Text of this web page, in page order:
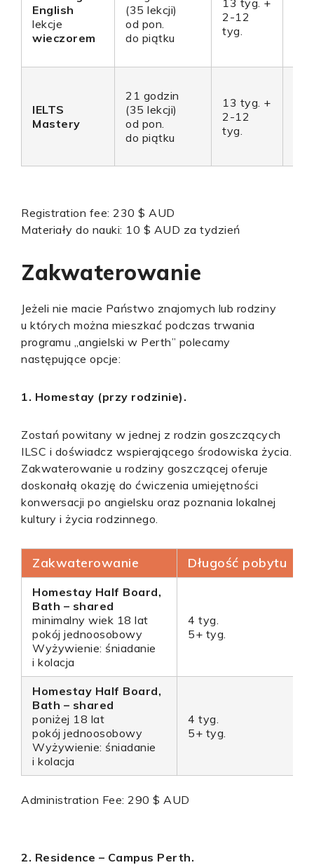
English
lekcje
wieczorem
(35 lekcji)
od pon.
do piątku
13 tyg. +
2-12
tyg.
IELTS
Mastery
21 godzin
(35 lekcji)
od pon.
do piątku
13 tyg. +
2-12
tyg.
Registration fee: 230 $ AUD
Materiały do nauki: 10 $ AUD za tydzień
Zakwaterowanie
Jeżeli nie macie Państwo znajomych lub rodziny
u których można mieszkać podczas trwania
programu „angielski w Perth” polecamy
następujące opcje:
1. Homestay (przy rodzinie).
Zostań powitany w jednej z rodzin goszczących
ILSC i doświadcz wspierającego środowiska życia.
Zakwaterowanie u rodziny goszczącej oferuje
doskonałą okazję do ćwiczenia umiejętności
konwersacji po angielsku oraz poznania lokalnej
kultury i życia rodzinnego.
Zakwaterowanie Długość pobytu
Homestay Half Board,
Bath – shared
minimalny wiek 18 lat
pokój jednoosobowy
Wyżywienie: śniadanie
i kolacja
4 tyg.
5+ tyg.
Homestay Half Board,
Bath – shared
poniżej 18 lat
pokój jednoosobowy
Wyżywienie: śniadanie
i kolacja
4 tyg.
5+ tyg.
Administration Fee: 290 $ AUD
2. Residence – Campus Perth.